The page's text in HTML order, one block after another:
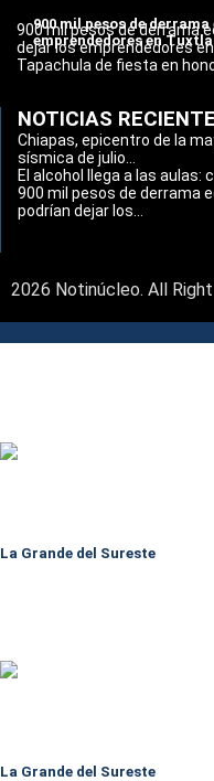
900 mil pesos de
emprendedores en Tuxtla
900 mil pesos de derrama
dejar los emprendedores
Tapachula de fiesta en
NOTICIAS
Chiapas, epicentro de la
sísmica de julio...
El alcohol llega a las aulas:
900 mil pesos de derrama
podrían dejar los...
2026 Notinúcleo. All
La Grande del Sureste
La Grande del Sureste